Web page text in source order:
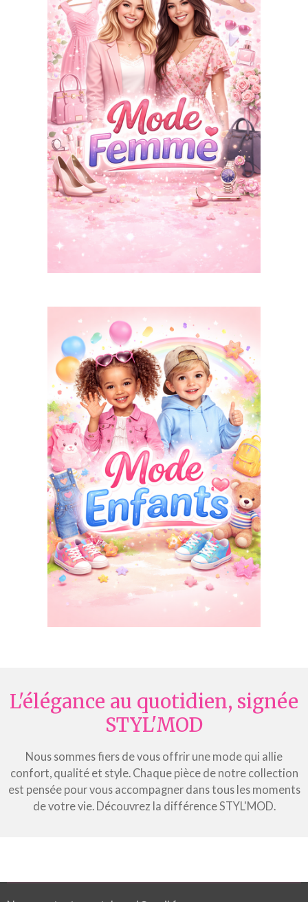
L'élégance au quotidien, signée
STYL'MOD
Nous sommes fiers de vous offrir une mode qui allie
confort, qualité et style. Chaque pièce de notre collection
est pensée pour vous accompagner dans tous les moments
de votre vie. Découvrez la différence STYL'MOD.